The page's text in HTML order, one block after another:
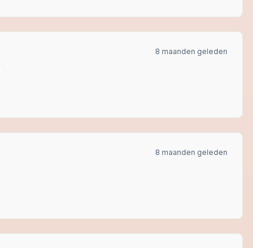
8 maanden geleden
8 maanden geleden